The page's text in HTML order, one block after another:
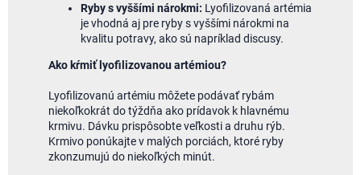
Ryby s vyššími nárokmi: Lyofilizovaná artémia
je vhodná aj pre ryby s vyššími nárokmi na
kvalitu potravy, ako sú napríklad discusy.
Ako kŕmiť lyofilizovanou artémiou?
Lyofilizovanú artémiu môžete podávať rybám
niekoľkokrát do týždňa ako prídavok k hlavnému
krmivu. Dávku prispôsobte veľkosti a druhu rýb.
Krmivo ponúkajte v malých porciách, ktoré ryby
zkonzumujú do niekoľkých minút.